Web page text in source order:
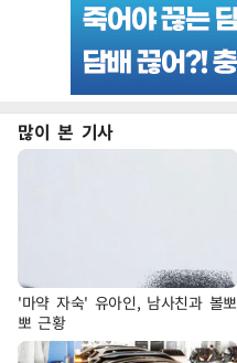
많이 본 기사
'마약 자숙' 유아인, 남사친과 볼뽀
뽀 근황